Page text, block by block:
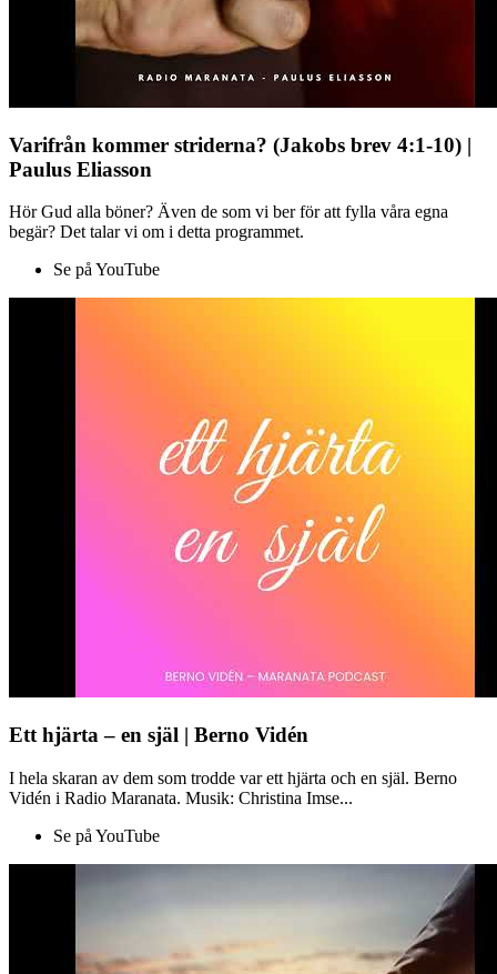
Varifrån kommer striderna? (Jakobs brev 4:1-10) |
Paulus Eliasson
Hör Gud alla böner? Även de som vi ber för att fylla våra egna
begär? Det talar vi om i detta programmet.
Se på YouTube
Ett hjärta – en själ | Berno Vidén
I hela skaran av dem som trodde var ett hjärta och en själ. Berno
Vidén i Radio Maranata. Musik: Christina Imse...
Se på YouTube